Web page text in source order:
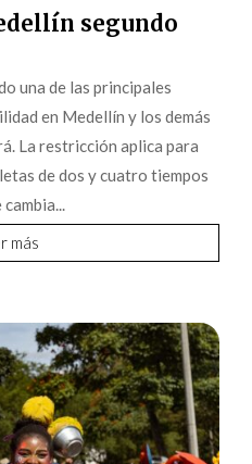
una de las principales
en Medellín y los demás
La restricción aplica para
de dos y cuatro tiempos
más